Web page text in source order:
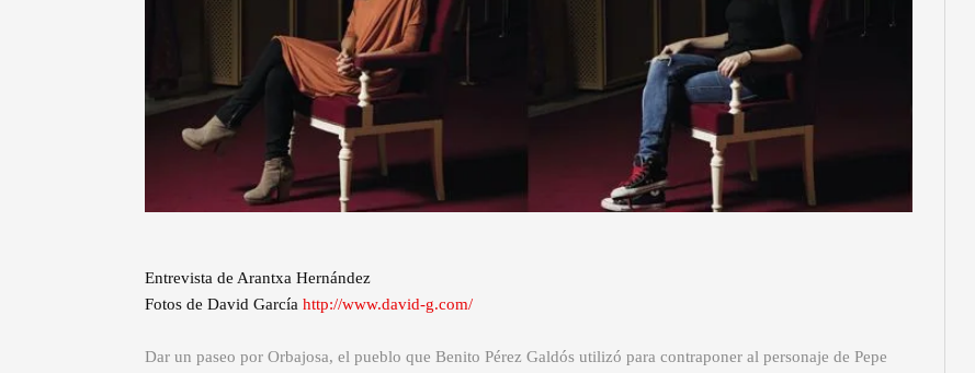
Entrevista de Arantxa Hernández
Fotos de David García http://www.david-g.com/
Dar un paseo por Orbajosa, el pueblo que Benito Pérez Galdós utilizó para contraponer al personaje de Pepe